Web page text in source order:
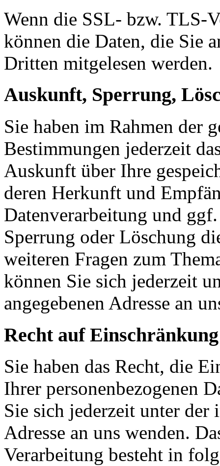
Wenn die SSL- bzw. TLS-
können die Daten, die Sie
Dritten mitgelesen werden.
Auskunft, Sperrung,
Sie haben im Rahmen der
Bestimmungen jederzeit
Auskunft über Ihre
deren Herkunft und
Datenverarbeitung und
Sperrung oder Löschung
weiteren Fragen zum
können Sie sich jederzeit
angegebenen Adresse an
Recht auf
Sie haben das Recht, die
Ihrer personenbezogenen
Sie sich jederzeit unter der
Adresse an uns wenden.
Verarbeitung besteht in